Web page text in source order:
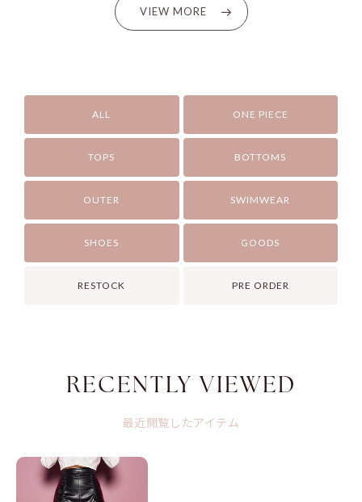
VIEW MORE
ALL ONE PIECE
TOPS BOTTOMS
OUTER SWIMWEAR
SHOES GOODS
RESTOCK PRE ORDER
RECENTLY VIEWED
最近閲覧したアイテム